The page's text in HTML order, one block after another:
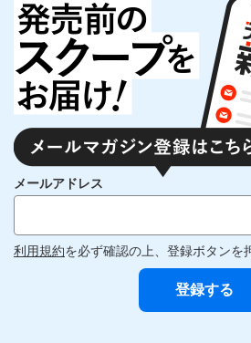
メールアドレス
利用規約を必ず確認の上、登録ボタンを